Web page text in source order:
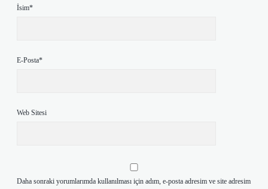
İsim*
E-Posta*
Web Sitesi
Daha sonraki yorumlarımda kullanılması için adım, e-posta adresim ve site adresim